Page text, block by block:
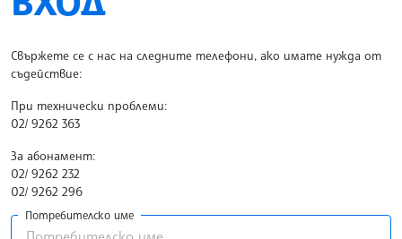
Свържете се с нас на следните телефони, ако имате нужда от
съдействие:
При технически проблеми:
02/ 9262 363
За абонамент:
02/ 9262 232
02/ 9262 296
Потребителско име